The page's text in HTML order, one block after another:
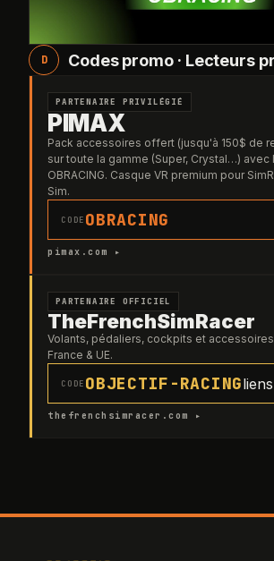
D Codes promo · Lecteurs
PARTENAIRE PRIVILÉGIÉ
PIMAX
Pack accessoires offert (jusqu'à 150$ de
sur toute la gamme (Super, Crystal…) avec
OBRACING. Casque VR premium pour
Sim.
CODE OBRACING
pimax.com ▸
PARTENAIRE OFFICIEL
TheFrenchSimRacer
Volants, pédaliers, cockpits et
France & UE.
CODE OBJECTIF-RACING
thefrenchsimracer.com ▸